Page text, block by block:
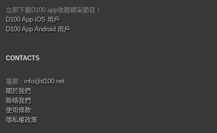
立即下載D100 app收聽精采節目！
D100 App iOS 用戶
D100 App Android 用戶
CONTACTS
電郵 : info@d100.net
關於我們
聯絡我們
使用條款
隱私權政策